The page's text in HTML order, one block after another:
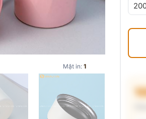
Mặt in: 1